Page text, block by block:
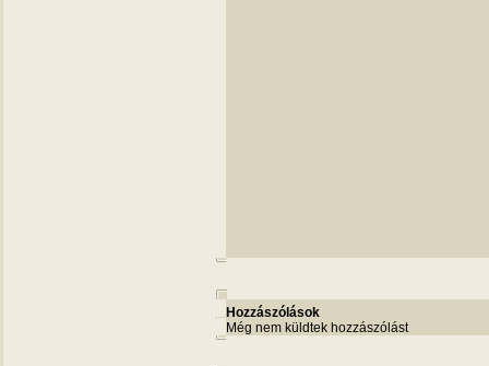
Hozzászólások
Még nem küldtek hozzászólást